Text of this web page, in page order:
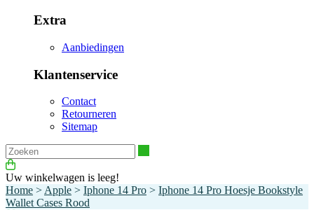
Extra
Aanbiedingen
Klantenservice
Contact
Retourneren
Sitemap
Uw winkelwagen is leeg!
Home > Apple > Iphone 14 Pro > Iphone 14 Pro Hoesje Bookstyle
Wallet Cases Rood